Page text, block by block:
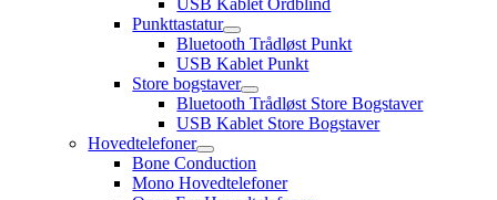
USB Kablet Ordblind
Punkttastatur
Bluetooth Trådløst Punkt
USB Kablet Punkt
Store bogstaver
Bluetooth Trådløst Store Bogstaver
USB Kablet Store Bogstaver
Hovedtelefoner
Bone Conduction
Mono Hovedtelefoner